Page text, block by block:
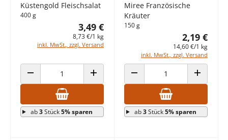
Küstengold Fleischsalat
400 g
3,49 €
8,73 €/1 kg
inkl. MwSt., zzgl. Versand
ANZAHL VERRINGERN ANZAHL ERHÖHEN
ab3Stück5% sparen
Miree Französische
Kräuter
150 g
2,19 €
14,60 €/1 kg
inkl. MwSt., zzgl. Versand
ANZAHL VERRINGERN ANZAHL
ab3Stück5% sparen